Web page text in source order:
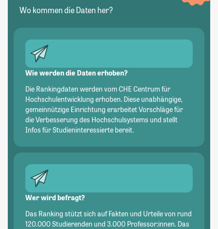
Wo kommen die Daten her?
Wie werden die Daten erhoben?
Die Rankingdaten werden vom CHE Centrum für
Hochschulentwicklung erhoben. Diese unabhängige,
gemeinnützige Einrichtung erarbeitet Vorschläge für
die Verbesserung des Hochschulsystems und stellt
Infos für Studieninteressierte bereit.
Wer wird befragt?
Das Ranking stützt sich auf Fakten und Urteile von rund
120.000 Studierenden und 3.000 Professor:innen. Das